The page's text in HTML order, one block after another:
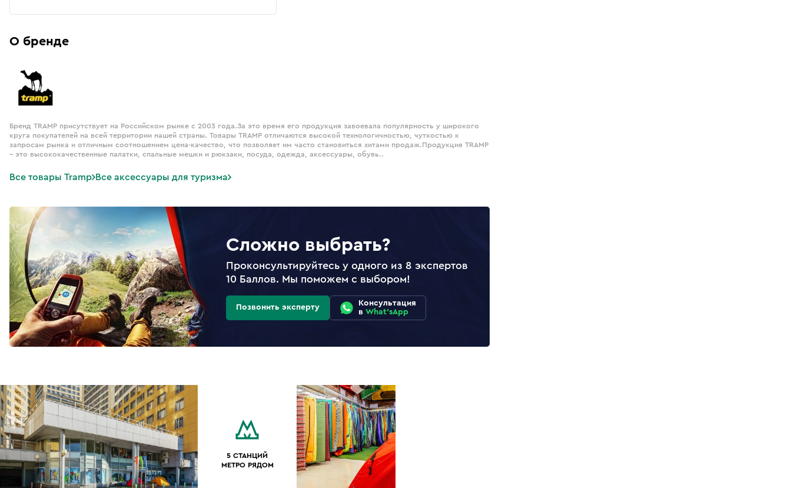
О бренде
Бренд TRAMP присутствует на Российском рынке с 2003 года.За это время его продукция завоевала популярность у широкого
круга покупателей на всей территории нашей страны. Товары TRAMP отличаются высокой технологичностью, чуткостью к
запросам рынка и отличным соотношением цена-качество, что позволяет им часто становиться хитами продаж.Продукция TRAMP
– это высококачественные палатки, спальные мешки и рюкзаки, посуда, одежда, аксессуары, обувь..
Все товары Tramp Все аксессуары для туризма
Сложно выбрать?
Проконсультируйтесь у одного из 8 экспертов
10 Баллов. Мы поможем с выбором!
Позвонить эксперту
Консультация
в What'sApp
5 СТАНЦИЙ
МЕТРО РЯДОМ